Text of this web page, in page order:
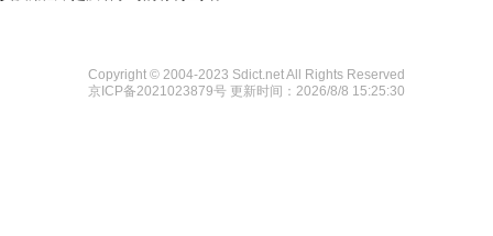
Copyright © 2004-2023 Sdict.net All Rights Reserved
京ICP备2021023879号 更新时间：2026/8/8 15:25:30